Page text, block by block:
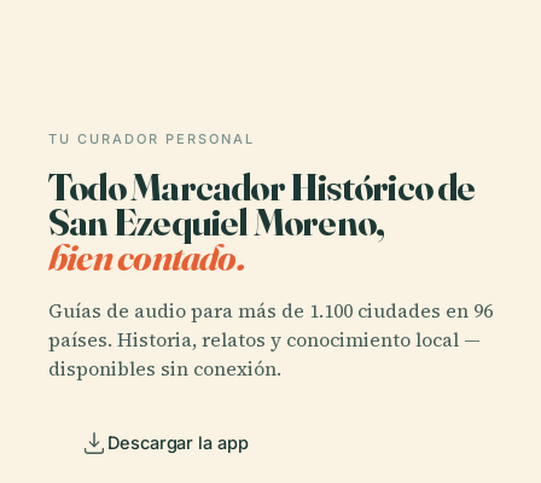
TU CURADOR PERSONAL
Todo Marcador Histórico de
San Ezequiel Moreno,
bien contado.
Guías de audio para más de 1.100 ciudades en 96
países. Historia, relatos y conocimiento local —
disponibles sin conexión.
Descargar la app